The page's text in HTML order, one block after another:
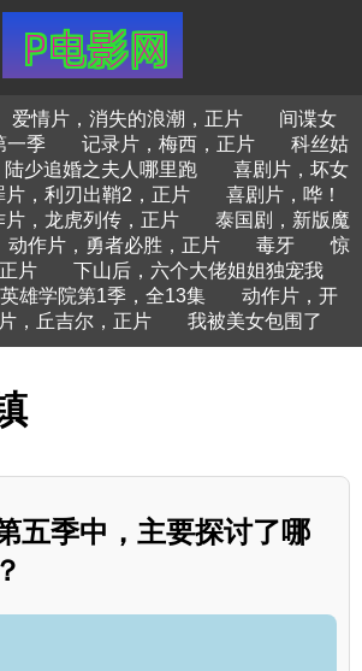
爱情片，消失的浪潮，正片
间谍女
一季 记录片，梅西，正片
科丝姑
陆少追婚之夫人哪里跑
喜剧片，坏女
片，利刃出鞘2，正片
喜剧片，哗！
片，龙虎列传，正片
泰国剧，新版魔
动作片，勇者必胜，正片 毒牙
惊
片
下山后，六个大佬姐姐独宠我
雄学院第1季，全13集
动作片，开
，丘吉尔，正片 我被美女包围了
五季中，主要探讨了哪